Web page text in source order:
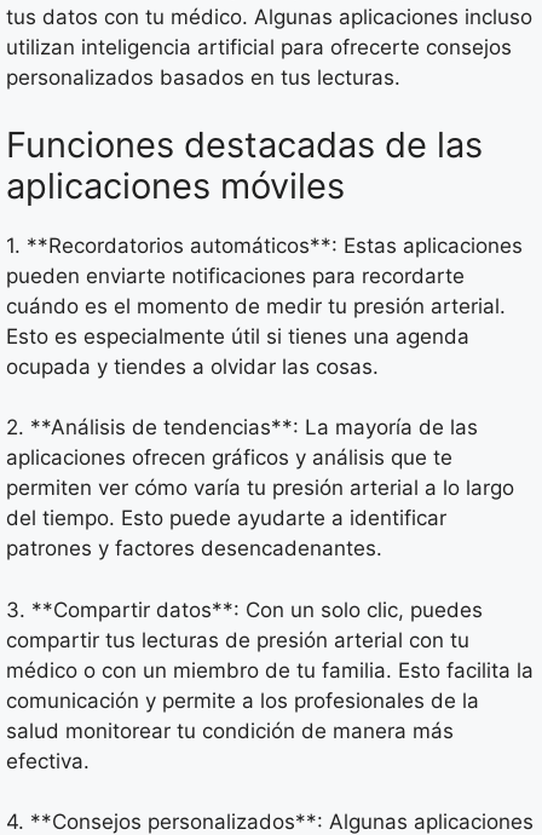
tus datos con tu médico. Algunas aplicaciones incluso
utilizan inteligencia artificial para ofrecerte consejos
personalizados basados en tus lecturas.
Funciones destacadas de las
aplicaciones móviles
1. **Recordatorios automáticos**: Estas aplicaciones
pueden enviarte notificaciones para recordarte
cuándo es el momento de medir tu presión arterial.
Esto es especialmente útil si tienes una agenda
ocupada y tiendes a olvidar las cosas.
2. **Análisis de tendencias**: La mayoría de las
aplicaciones ofrecen gráficos y análisis que te
permiten ver cómo varía tu presión arterial a lo largo
del tiempo. Esto puede ayudarte a identificar
patrones y factores desencadenantes.
3. **Compartir datos**: Con un solo clic, puedes
compartir tus lecturas de presión arterial con tu
médico o con un miembro de tu familia. Esto facilita la
comunicación y permite a los profesionales de la
salud monitorear tu condición de manera más
efectiva.
4. **Consejos personalizados**: Algunas aplicaciones